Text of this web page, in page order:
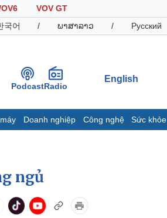
VOV GT
국어 / ພາສາລາວ / Русский
PodcastRadio
English
Doanh nghiệp Công nghệ Sức khỏe
ngủ